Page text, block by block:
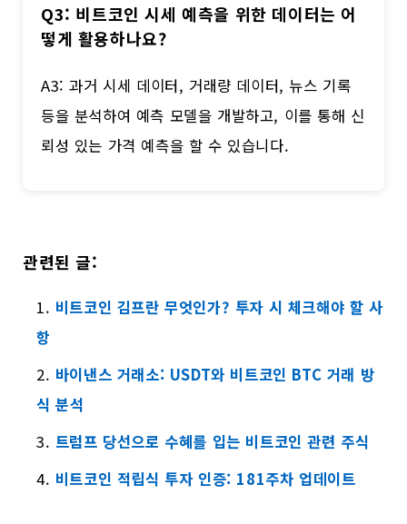
Q3: 비트코인 시세 예측을 위한 데이터는 어
떻게 활용하나요?
A3: 과거 시세 데이터, 거래량 데이터, 뉴스 기록
등을 분석하여 예측 모델을 개발하고, 이를 통해 신
뢰성 있는 가격 예측을 할 수 있습니다.
관련된 글:
비트코인 김프란 무엇인가? 투자 시 체크해야 할 사
항
바이낸스 거래소: USDT와 비트코인 BTC 거래 방
식 분석
트럼프 당선으로 수혜를 입는 비트코인 관련 주식
비트코인 적립식 투자 인증: 181주차 업데이트